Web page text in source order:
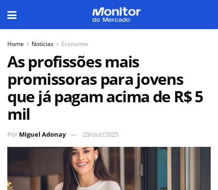
Home Notícias Economia
As profissões mais
promissoras para jovens
que já pagam acima de R$ 5
mil
Por Miguel Adonay 23/out/2025